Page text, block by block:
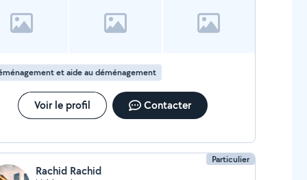
et aide au déménagement
Voir le profil Contacter
Particulier
Rachid Rachid